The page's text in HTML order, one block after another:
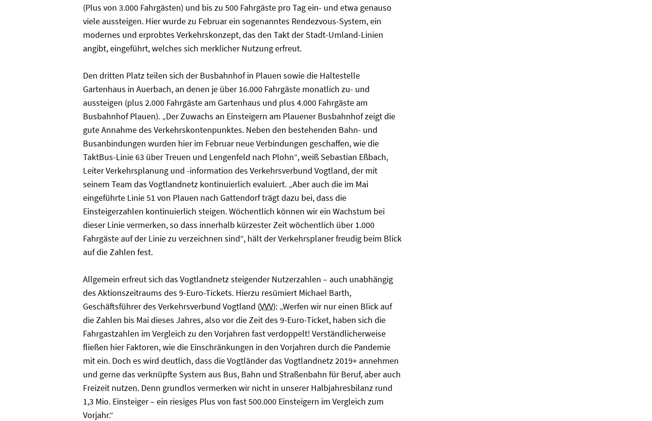
(Plus von 3.000 Fahrgästen) und bis zu 500 Fahrgäste pro Tag ein- und etwa genauso
viele aussteigen. Hier wurde zu Februar ein sogenanntes Rendezvous-System, ein
modernes und erprobtes Verkehrskonzept, das den Takt der Stadt-Umland-Linien
angibt, eingeführt, welches sich merklicher Nutzung erfreut.
Den dritten Platz teilen sich der Busbahnhof in Plauen sowie die Haltestelle
Gartenhaus in Auerbach, an denen je über 16.000 Fahrgäste monatlich zu- und
aussteigen (plus 2.000 Fahrgäste am Gartenhaus und plus 4.000 Fahrgäste am
Busbahnhof Plauen). „Der Zuwachs an Einsteigern am Plauener Busbahnhof zeigt die
gute Annahme des Verkehrskontenpunktes. Neben den bestehenden Bahn- und
Busanbindungen wurden hier im Februar neue Verbindungen geschaffen, wie die
TaktBus-Linie 63 über Treuen und Lengenfeld nach Plohn“, weiß Sebastian Eßbach,
Leiter Verkehrsplanung und -information des Verkehrsverbund Vogtland, der mit
seinem Team das Vogtlandnetz kontinuierlich evaluiert. „Aber auch die im Mai
eingeführte Linie 51 von Plauen nach Gattendorf trägt dazu bei, dass die
Einsteigerzahlen kontinuierlich steigen. Wöchentlich können wir ein Wachstum bei
dieser Linie vermerken, so dass innerhalb kürzester Zeit wöchentlich über 1.000
Fahrgäste auf der Linie zu verzeichnen sind“, hält der Verkehrsplaner freudig beim Blick
auf die Zahlen fest.
Allgemein erfreut sich das Vogtlandnetz steigender Nutzerzahlen – auch unabhängig
des Aktionszeitraums des 9-Euro-Tickets. Hierzu resümiert Michael Barth,
Geschäftsführer des Verkehrsverbund Vogtland (VVV): „Werfen wir nur einen Blick auf
die Zahlen bis Mai dieses Jahres, also vor die Zeit des 9-Euro-Ticket, haben sich die
Fahrgastzahlen im Vergleich zu den Vorjahren fast verdoppelt! Verständlicherweise
fließen hier Faktoren, wie die Einschränkungen in den Vorjahren durch die Pandemie
mit ein. Doch es wird deutlich, dass die Vogtländer das Vogtlandnetz 2019+ annehmen
und gerne das verknüpfte System aus Bus, Bahn und Straßenbahn für Beruf, aber auch
Freizeit nutzen. Denn grundlos vermerken wir nicht in unserer Halbjahresbilanz rund
1,3 Mio. Einsteiger – ein riesiges Plus von fast 500.000 Einsteigern im Vergleich zum
Vorjahr.“